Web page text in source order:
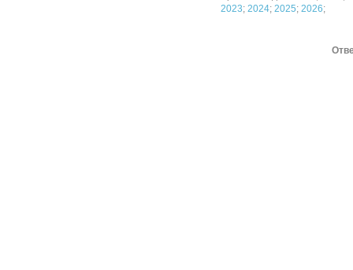
2023; 2024; 2025; 2026;